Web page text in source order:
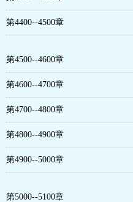
第4400--4500章
第4500--4600章
第4600--4700章
第4700--4800章
第4800--4900章
第4900--5000章
第5000--5100章